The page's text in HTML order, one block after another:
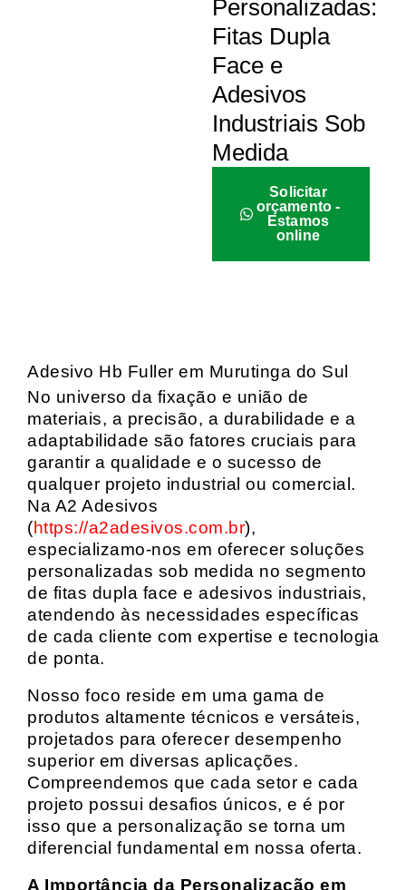
Personalizadas:
Fitas Dupla
Face e
Adesivos
Industriais Sob
Medida
Solicitar
orçamento -
Estamos
online
Adesivo Hb Fuller em Murutinga do Sul
No universo da fixação e união de
materiais, a precisão, a durabilidade e a
adaptabilidade são fatores cruciais para
garantir a qualidade e o sucesso de
qualquer projeto industrial ou comercial.
Na A2 Adesivos
(https://a2adesivos.com.br),
especializamo-nos em oferecer soluções
personalizadas sob medida no segmento
de fitas dupla face e adesivos industriais,
atendendo às necessidades específicas
de cada cliente com expertise e tecnologia
de ponta.
Nosso foco reside em uma gama de
produtos altamente técnicos e versáteis,
projetados para oferecer desempenho
superior em diversas aplicações.
Compreendemos que cada setor e cada
projeto possui desafios únicos, e é por
isso que a personalização se torna um
diferencial fundamental em nossa oferta.
A Importância da Personalização em